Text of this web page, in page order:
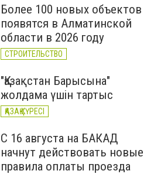
Более 100 новых объектов
появятся в Алматинской
области в 2026 году
СТРОИТЕЛЬСТВО
"Қазақстан Барысына"
жолдама үшін тартыс
ҚАЗАҚ КҮРЕСІ
С 16 августа на БАКАД
начнут действовать новые
правила оплаты проезда